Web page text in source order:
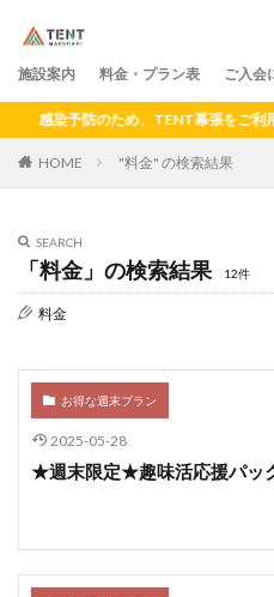
施設案内 料金・プラン表 ご入会
感染予防のため、TENT幕張をご利用
HOME "料金" の検索結果
SEARCH
「料金」の検索結果 12件
料金
お得な週末プラン
2025-05-28
★週末限定★趣味活応援パッ
カテゴリー